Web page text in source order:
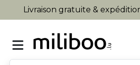
Livraison gratuite &